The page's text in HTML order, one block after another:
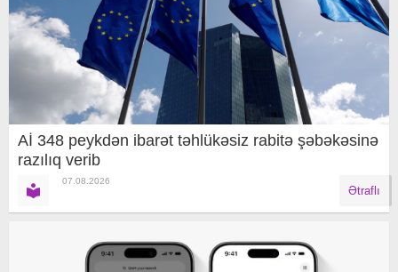
Aİ 348 peykdən ibarət təhlükəsiz rabitə şəbəkəsinə
razılıq verib
07.08.2026
Ətraflı